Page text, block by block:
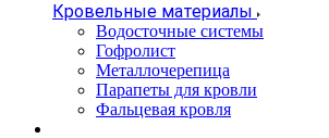
Кровельные материалы
Водосточные системы
Гофролист
Металлочерепица
Парапеты для кровли
Фальцевая кровля